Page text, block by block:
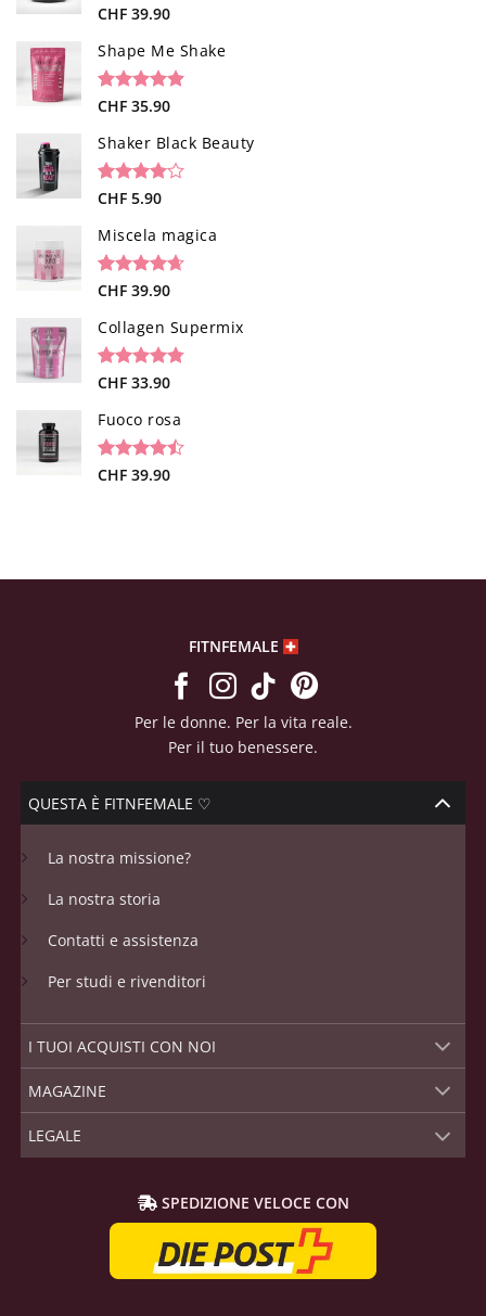
Valutato
su base di
96
recensioni
CHF 39.90
Shape Me Shake
Valutato
su base di
40
CHF 35.90
Shaker Black Beauty
Valutato
5 su
1
recensioni
CHF 5.90
Miscela magica
Valutato
su base di
34
recensioni
CHF 39.90
Collagen Supermix
Valutato
su base di
26
CHF 33.90
Fuoco rosa
Valutato
19
CHF 39.90
FITNFEMALE
Per le donne. Per la vita reale.
Per il tuo benessere.
QUESTA È FITNFEMALE ♡
La nostra missione?
La nostra storia
Contatti e assistenza
Per studi e rivenditori
I TUOI ACQUISTI CON NOI
MAGAZINE
LEGALE
SPEDIZIONE VELOCE CON